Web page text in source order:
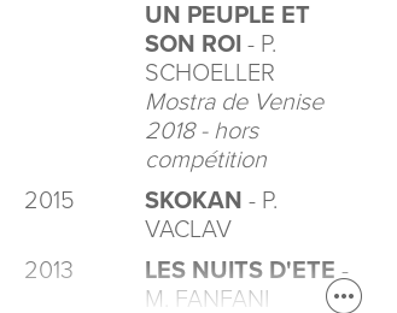
UN PEUPLE ET
SON ROI - P.
SCHOELLER
Mostra de Venise
2018 - hors
compétition
2015
SKOKAN - P.
VACLAV
2013
LES NUITS D'ETE-
M. FANFANI